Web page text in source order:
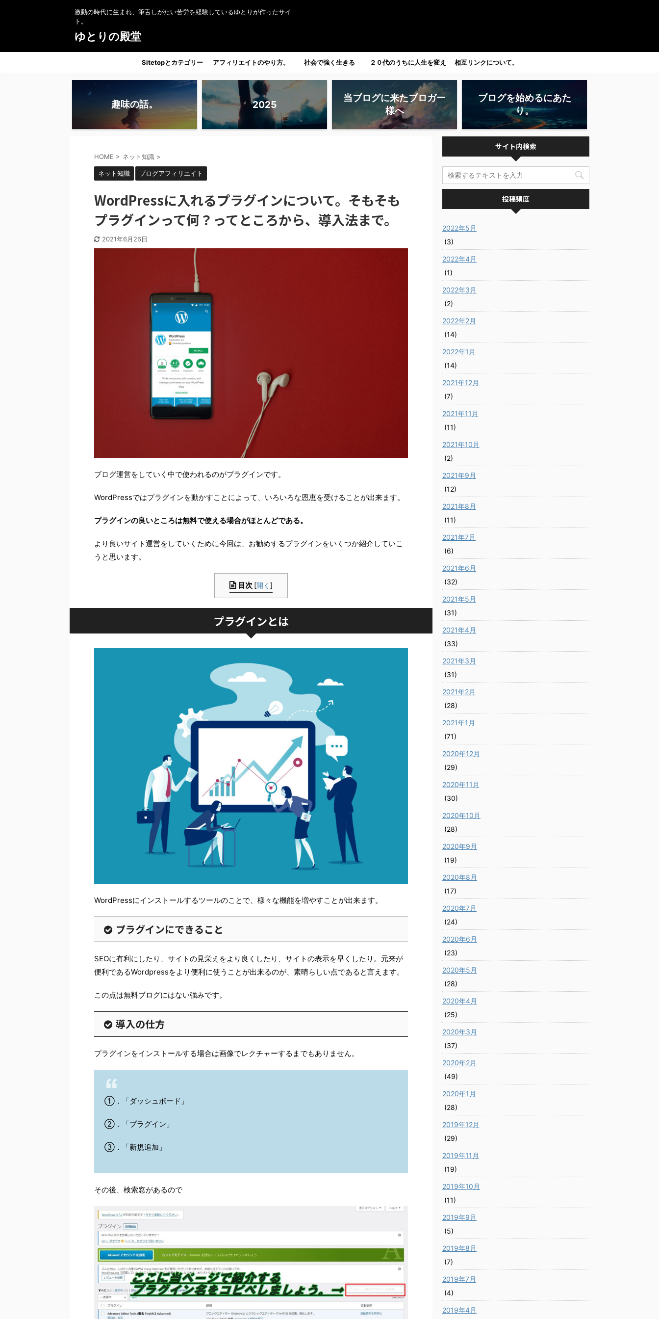
激動の時代に生まれ、筆舌しがたい苦労を経験しているゆとりが作ったサイ
ト。
ゆとりの殿堂
Sitetopとカテゴリー アフィリエイトのやり方。 社会で強く生きる ２０代のうちに人生を変え
たい人へ。
相互リンクについて。
趣味の話。 2025
当ブログに来たブロガー
様へ
ブログを始めるにあた
り。
HOME > ネット知識 >
ネット知識 ブログアフィリエイト
WordPressに入れるプラグインについて。そもそも
プラグインって何？ってところから、導入法まで。
2021年6月26日
ブログ運営をしていく中で使われるのがプラグインです。
WordPressではプラグインを動かすことによって、いろいろな恩恵を受けることが出来ます。
プラグインの良いところは無料で使える場合がほとんどである。
より良いサイト運営をしていくために今回は、お勧めするプラグインをいくつか紹介していこ
うと思います。
目次 [開く ]
プラグインとは
WordPressにインストールするツールのことで、様々な機能を増やすことが出来ます。
プラグインにできること
SEOに有利にしたり、サイトの見栄えをより良くしたり、サイトの表示を早くしたり。元来が
便利であるWordpressをより便利に使うことが出来るのが、素晴らしい点であると言えます。
この点は無料ブログにはない強みです。
導入の仕方
プラグインをインストールする場合は画像でレクチャーするまでもありません。
①．「ダッシュボード」
②．「プラグイン」
③．「新規追加」
その後、検索窓があるので
サイト内検索
投稿頻度
2022年5月
(3)
2022年4月
(1)
2022年3月
(2)
2022年2月
(14)
2022年1月
(14)
2021年12月
(7)
2021年11月
(11)
2021年10月
(2)
2021年9月
(12)
2021年8月
(11)
2021年7月
(6)
2021年6月
(32)
2021年5月
(31)
2021年4月
(33)
2021年3月
(31)
2021年2月
(28)
2021年1月
(71)
2020年12月
(29)
2020年11月
(30)
2020年10月
(28)
2020年9月
(19)
2020年8月
(17)
2020年7月
(24)
2020年6月
(23)
2020年5月
(28)
2020年4月
(25)
2020年3月
(37)
2020年2月
(49)
2020年1月
(28)
2019年12月
(29)
2019年11月
(19)
2019年10月
(11)
2019年9月
(5)
2019年8月
(7)
2019年7月
(4)
2019年4月